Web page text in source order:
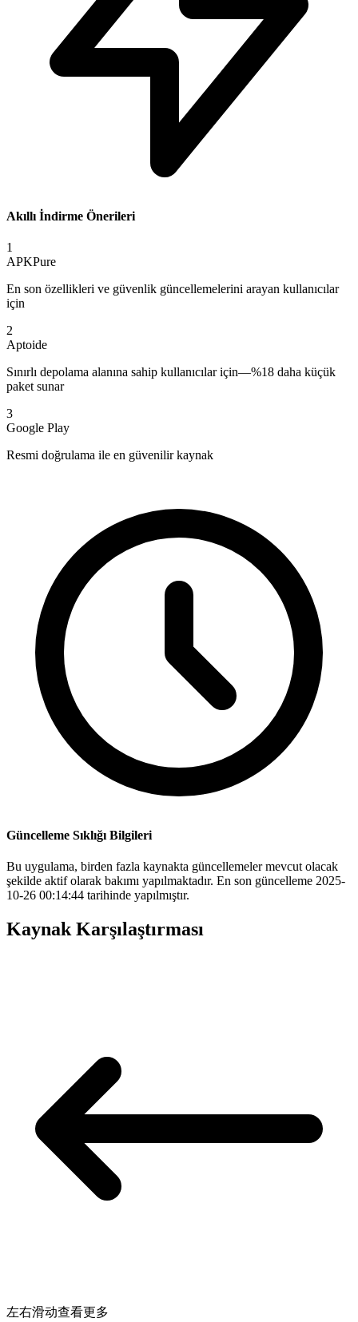
Akıllı İndirme Önerileri
1
APKPure
En son özellikleri ve güvenlik güncellemelerini arayan kullanıcılar
için
2
Aptoide
Sınırlı depolama alanına sahip kullanıcılar için—%18 daha küçük
paket sunar
3
Google Play
Resmi doğrulama ile en güvenilir kaynak
Güncelleme Sıklığı Bilgileri
Bu uygulama, birden fazla kaynakta güncellemeler mevcut olacak
şekilde aktif olarak bakımı yapılmaktadır. En son güncelleme 2025-
10-26 00:14:44 tarihinde yapılmıştır.
Kaynak Karşılaştırması
左右滑动查看更多